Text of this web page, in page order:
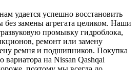
удается успешно восстановить
без замены агрегата целиком. Наши
промывку гидроблока,
ремонт или замену
ремня и подшипников. Покупка
вариатора на Nissan Qashqai